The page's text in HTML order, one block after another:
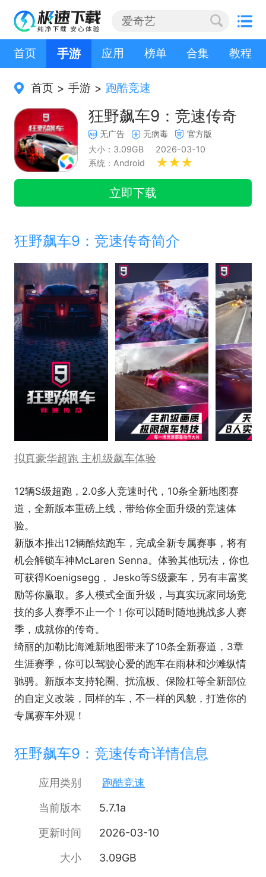
首页 手游 应用 榜单 合集 教程
首页 > 手游 > 跑酷竞速
狂野飙车9：竞速传奇
无广告 无病毒
官方版
大小：3.09GB
2026-03-10
系统：Android
立即下载
狂野飙车9：竞速传奇简介
拟真豪华超跑 主机级飙车体验
12辆S级超跑，2.0多人竞速时代，10条全新地图赛
道，全新版本重磅上线，带给你全面升级的竞速体
验。
新版本推出12辆酷炫跑车，完成全新专属赛事，将有
机会解锁车神McLaren Senna。体验其他玩法，你也
可获得Koenigsegg， Jesko等S级豪车，另有丰富奖
励等你赢取。多人模式全面升级，与真实玩家同场竞
技的多人赛季不止一个！你可以随时随地挑战多人赛
季，成就你的传奇。
绮丽的加勒比海滩新地图带来了10条全新赛道，3章
生涯赛季，你可以驾驶心爱的跑车在雨林和沙滩纵情
驰骋。新版本支持轮圈、扰流板、保险杠等全新部位
的自定义改装，同样的车，不一样的风貌，打造你的
专属赛车外观！
狂野飙车9：竞速传奇详情信息
应用类别
跑酷竞速
当前版本
5.7.1a
更新时间
2026-03-10
大小
3.09GB